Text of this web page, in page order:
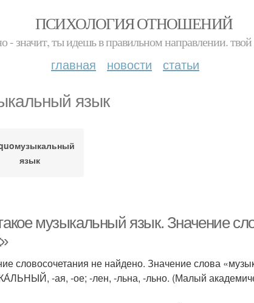
ПСИХОЛОГИЯ ОТНОШЕНИЙ
- значит, ты идешь в правильном направлении.
главная новости статьи
язык
язык
музыкальный язык. Значение
словосочетания не найдено. Значение слова
-ая, -ое; -лен, -льна, -льно. (Малый